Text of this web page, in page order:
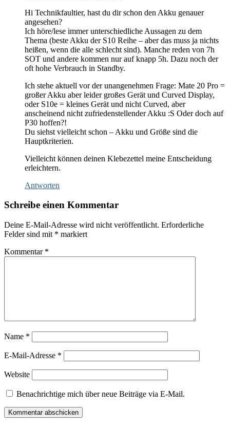
Hi Technikfaultier, hast du dir schon den Akku genauer
angesehen?
Ich höre/lese immer unterschiedliche Aussagen zu dem
Thema (beste Akku der S10 Reihe – aber das muss ja nichts
heißen, wenn die alle schlecht sind). Manche reden von 7h
SOT und andere kommen nur auf knapp 5h. Dazu noch der
oft hohe Verbrauch in Standby.
Ich stehe aktuell vor der unangenehmen Frage: Mate 20 Pro =
großer Akku aber leider großes Gerät und Curved Display,
oder S10e = kleines Gerät und nicht Curved, aber
anscheinend nicht zufriedenstellender Akku :S Oder doch auf
P30 hoffen?!
Du siehst vielleicht schon – Akku und Größe sind die
Hauptkriterien.
Vielleicht können deinen Klebezettel meine Entscheidung
erleichtern.
Antworten
Schreibe einen Kommentar
Deine E-Mail-Adresse wird nicht veröffentlicht. Erforderliche
Felder sind mit * markiert
Kommentar *
Name *
E-Mail-Adresse *
Website
Benachrichtige mich über neue Beiträge via E-Mail.